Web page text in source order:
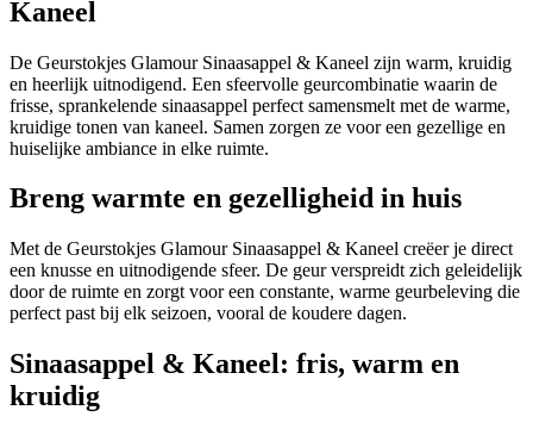
Kaneel
De Geurstokjes Glamour Sinaasappel & Kaneel zijn warm, kruidig
en heerlijk uitnodigend. Een sfeervolle geurcombinatie waarin de
frisse, sprankelende sinaasappel perfect samensmelt met de warme,
kruidige tonen van kaneel. Samen zorgen ze voor een gezellige en
huiselijke ambiance in elke ruimte.
Breng warmte en gezelligheid in huis
Met de Geurstokjes Glamour Sinaasappel & Kaneel creëer je direct
een knusse en uitnodigende sfeer. De geur verspreidt zich geleidelijk
door de ruimte en zorgt voor een constante, warme geurbeleving die
perfect past bij elk seizoen, vooral de koudere dagen.
Sinaasappel & Kaneel: fris, warm en
kruidig